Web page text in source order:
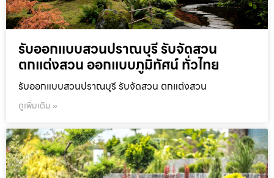
รับออกแบบสวนปราณบุรี รับจัดสวน
ตกแต่งสวน ออกแบบภูมิทัศน์ ทั่วไทย
รับออกแบบสวนปราณบุรี รับจัดสวน ตกแต่งสวน
ดูเพิ่มเติม »